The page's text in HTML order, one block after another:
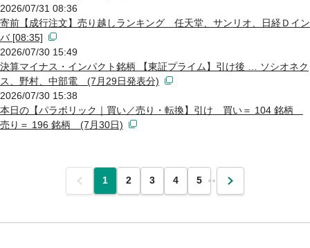
2026/07/31 08:36
寄前【成行注文】売り越しランキング 任天堂、サンリオ、日経Ｄイン
バ [08:35]
2026/07/30 15:49
決算マイナス・インパクト銘柄 【東証プライム】引け後 … ソシオネク
ス、野村、中部電 (7月29日発表分)
2026/07/30 15:38
本日の【パラボリック｜買い／売り・転換】引け 買い＝ 104 銘柄
売り＝ 196 銘柄 (7月30日)
前 1 2 3 4 5 … 次